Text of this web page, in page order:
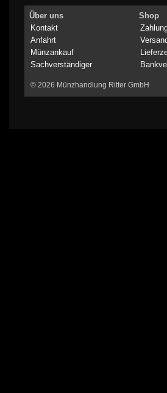
Über uns
Kontakt
Anfahrt
Münzankauf
Sachverständiger
Shop
© 2026 Münzhandlung Ritter GmbH